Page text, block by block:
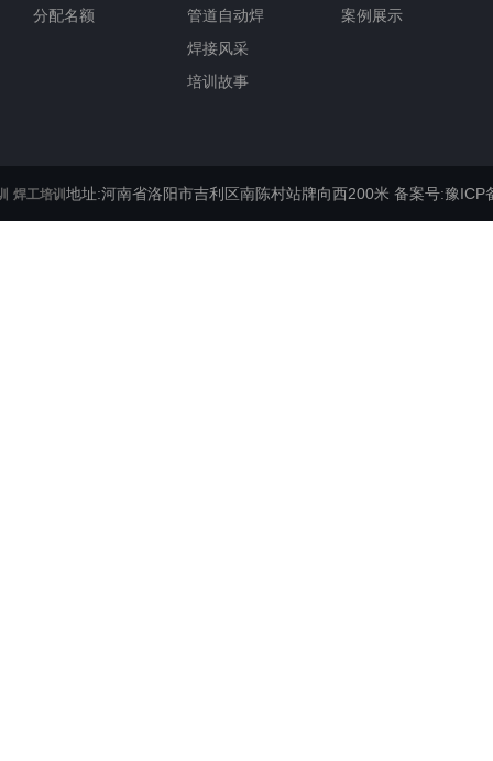
分配名额
管道自动焊
焊接风采
培训故事
案例展示
地址:河南省洛阳市吉利区南陈村站牌向西200米 备案号:豫ICP
焊工培训